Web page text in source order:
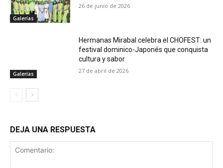
Galerías
26 de junio de 2026
Galerías
Hermanas Mirabal celebra el CHOFEST: un
festival dominico-Japonés que conquista
cultura y sabor
27 de abril de 2026
DEJA UNA RESPUESTA